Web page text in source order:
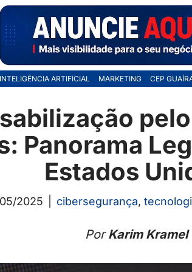
INTELIGÊNCIA ARTIFICIAL MARKETING CEP
Panorama
Estados
2025 cibersegurança,
PorKarim Kramel